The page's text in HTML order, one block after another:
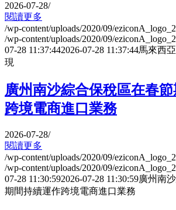
2026-07-28/
閱讀更多
/wp-content/uploads/2020/09/
/wp-content/uploads/2020/09/
07-28 11:37:442026-07-28 11:37:44馬來西
現
廣州南沙綜合保稅區在春
跨境電商進口業務
2026-07-28/
閱讀更多
/wp-content/uploads/2020/09/
/wp-content/uploads/2020/09/
07-28 11:30:592026-07-28 11:30:59廣州南
期間持續運作跨境電商進口業務